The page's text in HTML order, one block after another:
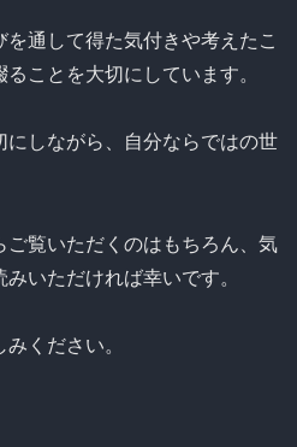
通して得た気付きや考えたこ
ことを大切にしています。
しながら、自分ならではの世
覧いただくのはもちろん、気
いただければ幸いです。
ください。